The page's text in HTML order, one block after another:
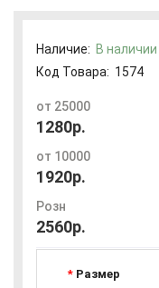
Наличие: В наличии
Код Товара: 1574
от 25000
1280р.
от 10000
1920р.
Розн
2560р.
Размер